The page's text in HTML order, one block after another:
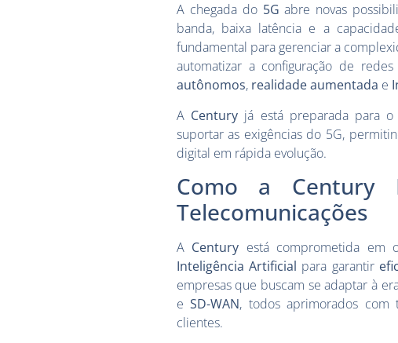
A chegada do 5G abre novas
banda, baixa latência e a
fundamental para gerenciar a
automatizar a configuração de
autônomos, realidade aumentada e
A Century já está preparada para
suportar as exigências do 5G,
digital em rápida evolução.
Como a Century
Telecomunicações
A Century está comprometida em
Inteligência Artificial para garantir
empresas que buscam se adaptar à
eSD-WAN, todos aprimorados com
clientes.